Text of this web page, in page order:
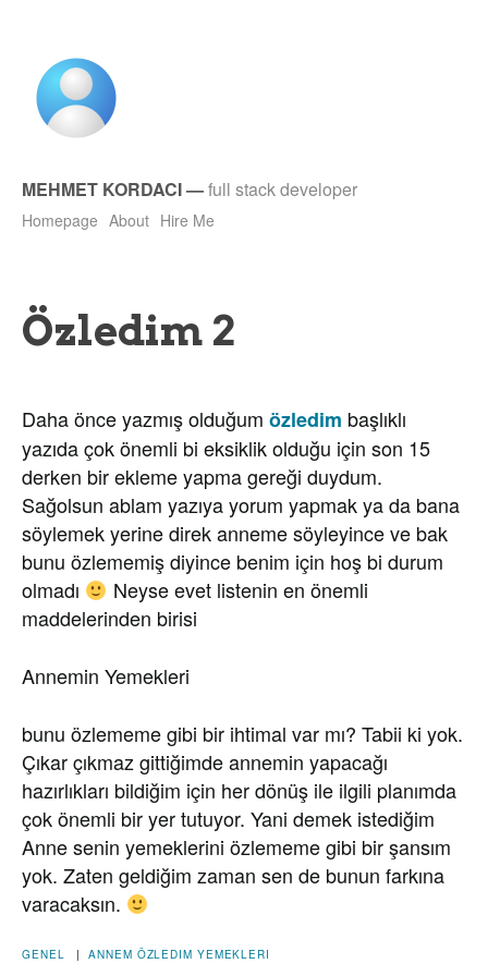
MEHMET KORDACI—full stack developer
Homepage About Hire Me
Özledim 2
Daha önce yazmış olduğum özledim başlıklı
yazıda çok önemli bi eksiklik olduğu için son 15
derken bir ekleme yapma gereği duydum.
Sağolsun ablam yazıya yorum yapmak ya da bana
söylemek yerine direk anneme söyleyince ve bak
bunu özlememiş diyince benim için hoş bi durum
olmadı
Neyse evet listenin en önemli
maddelerinden birisi
Annemin Yemekleri
bunu özlememe gibi bir ihtimal var mı? Tabii ki yok.
Çıkar çıkmaz gittiğimde annemin yapacağı
hazırlıkları bildiğim için her dönüş ile ilgili planımda
çok önemli bir yer tutuyor. Yani demek istediğim
Anne senin yemeklerini özlememe gibi bir şansım
yok. Zaten geldiğim zaman sen de bunun farkına
varacaksın.
GENEL |ANNEM ÖZLEDIM YEMEKLERI